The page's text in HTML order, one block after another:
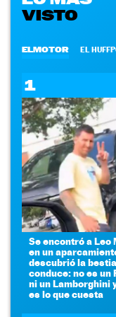
VISTO
ELMOTOR EL
1
Se encontró a Leo
en un
descubrió la
conduce: no es un
ni un Lamborghini
es lo que cuesta